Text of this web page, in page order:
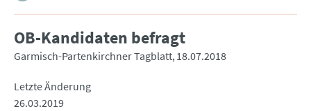
OB-Kandidaten befragt
Garmisch-Partenkirchner Tagblatt 18.07.2018
Letzte Änderung
26.03.2019